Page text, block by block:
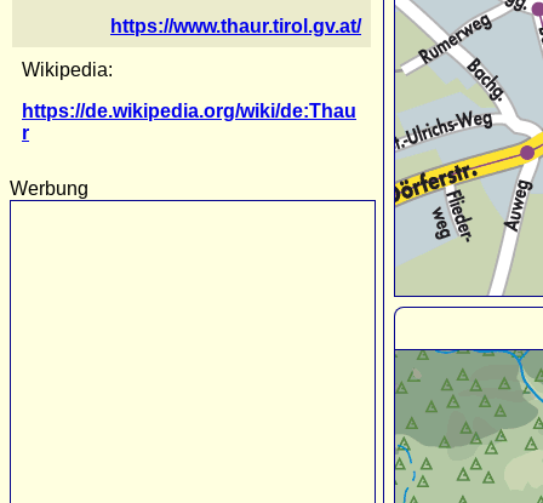
https://www.thaur.tirol.gv.at/
Wikipedia:
https://de.wikipedia.org/wiki/de:Thau
r
Werbung